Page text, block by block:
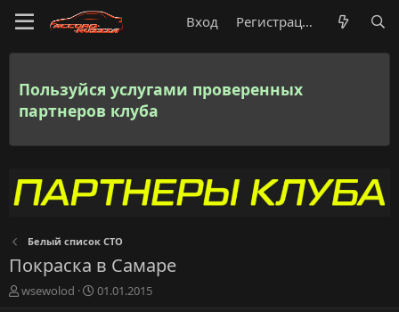
Вход Регистрация
Пользуйся услугами проверенных
партнеров клуба
Белый список СТО
Покраска в Самаре
А
wsewolod
Д
01.01.2015